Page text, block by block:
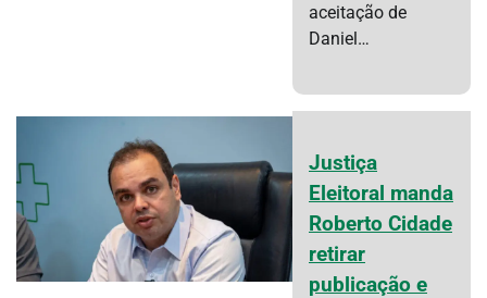
aceitação de
Daniel…
Justiça
Eleitoral manda
Roberto Cidade
retirar
publicação e